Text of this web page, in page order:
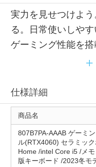
実力を見せつけよ
る。日常使いしや
ゲーミング性能を搭
仕様詳細
商品名
807B7PA-AAAB ゲーミ
ル(RTX4060) セラミッ
Home /intel Core i5 /メ
版キーボード /2023冬モ